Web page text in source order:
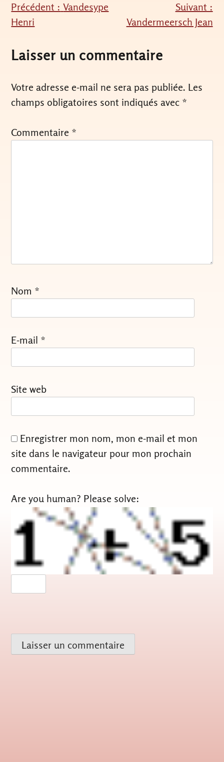
Navigation
de
l’article
Précédent : Vandesype
Henri
Suivant :
Vandermeersch Jean
Laisser un commentaire
Votre adresse e-mail ne sera pas publiée. Les
champs obligatoires sont indiqués avec *
Commentaire *
Nom *
E-mail *
Site web
Enregistrer mon nom, mon e-mail et mon
site dans le navigateur pour mon prochain
commentaire.
Are you human? Please solve: